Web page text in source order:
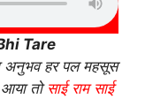
Tare
अनुभव हर पल महसूस
तो साई राम साई